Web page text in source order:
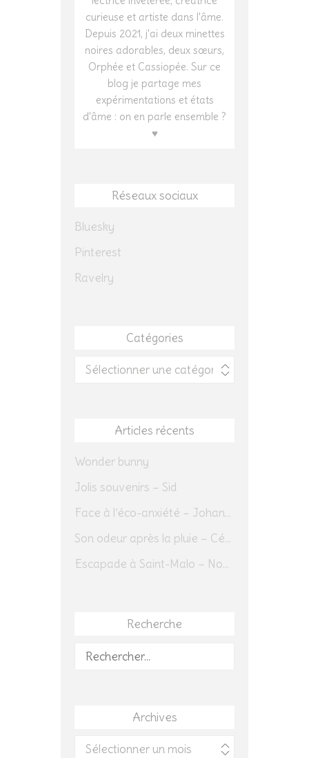
curieuse et artiste dans l'âme.
Depuis 2021, j'ai deux minettes
noires adorables, deux sœurs,
Orphée et Cassiopée. Sur ce
blog je partage mes
expérimentations et états
d'âme : on en parle ensemble ?
♥
Réseaux sociaux
Bluesky
Pinterest
Ravelry
Catégories
Catégories
Articles récents
Wonder bunny
Jolis souvenirs – Sid
Face à l’éco-anxiété – Johannes Herrmann
Son odeur après la pluie – Cédric Sapin-Defour
Escapade à Saint-Malo – Novembre 2025 – Jour 1
Recherche
Rechercher :
Archives
Archives